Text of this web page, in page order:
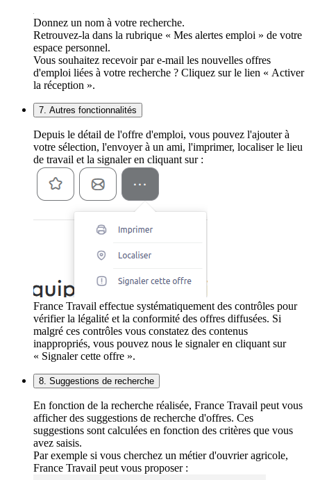
Donnez un nom à votre recherche.
Retrouvez-la dans la rubrique « Mes alertes emploi » de votre
espace personnel.
Vous souhaitez recevoir par e-mail les nouvelles offres
d'emploi liées à votre recherche ? Cliquez sur le lien « Activer
la réception ».
7. Autres fonctionnalités
Depuis le détail de l'offre d'emploi, vous pouvez l'ajouter à
votre sélection, l'envoyer à un ami, l'imprimer, localiser le lieu
de travail et la signaler en cliquant sur :
France Travail effectue systématiquement des contrôles pour
vérifier la légalité et la conformité des offres diffusées. Si
malgré ces contrôles vous constatez des contenus
inappropriés, vous pouvez nous le signaler en cliquant sur
« Signaler cette offre ».
8. Suggestions de recherche
En fonction de la recherche réalisée, France Travail peut vous
afficher des suggestions de recherche d'offres. Ces
suggestions sont calculées en fonction des critères que vous
avez saisis.
Par exemple si vous cherchez un métier d'ouvrier agricole,
France Travail peut vous proposer :